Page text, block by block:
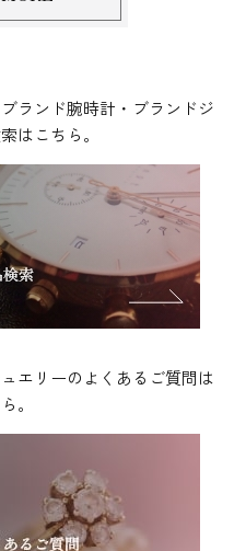
はこちら。
。